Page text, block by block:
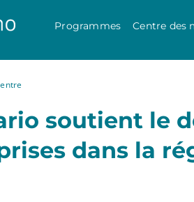
Programmes Centre des
soutient le
dans la